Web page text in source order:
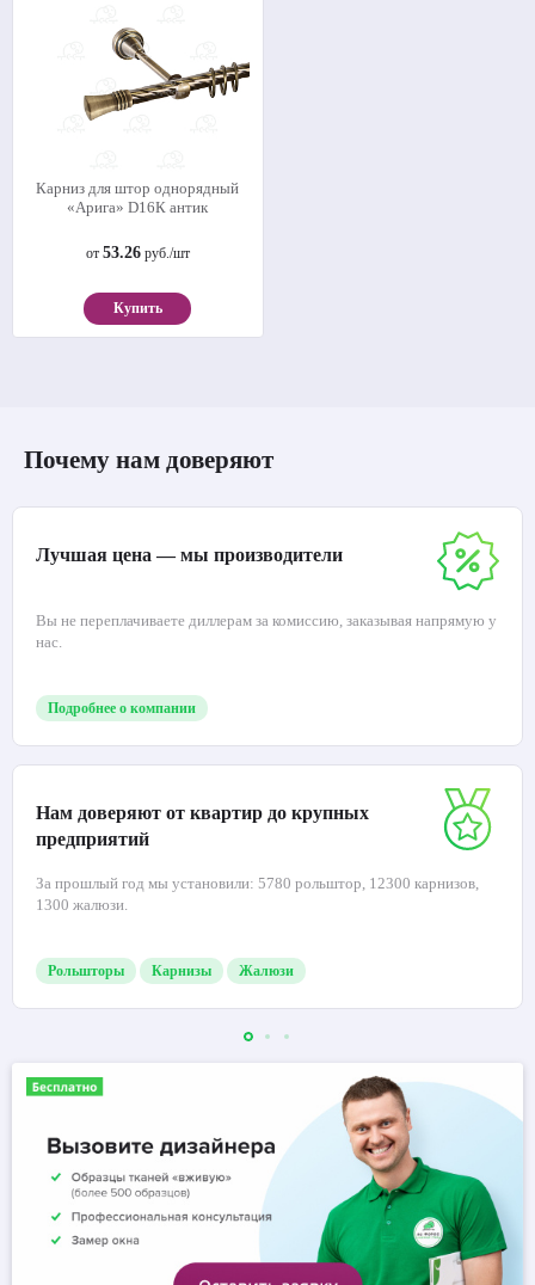
Карниз для штор однорядный
«Арига» D16К антик
от 53.26руб./шт
Купить
Почему нам доверяют
Лучшая цена — мы производители
Вы не переплачиваете диллерам за комиссию, заказывая напрямую у
нас.
Подробнее о компании
Нам доверяют от квартир до крупных
предприятий
За прошлый год мы установили: 5780 рольштор, 12300 карнизов,
1300 жалюзи.
Рольшторы Карнизы Жалюзи